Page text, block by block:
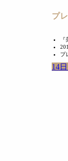
プ
プ
14